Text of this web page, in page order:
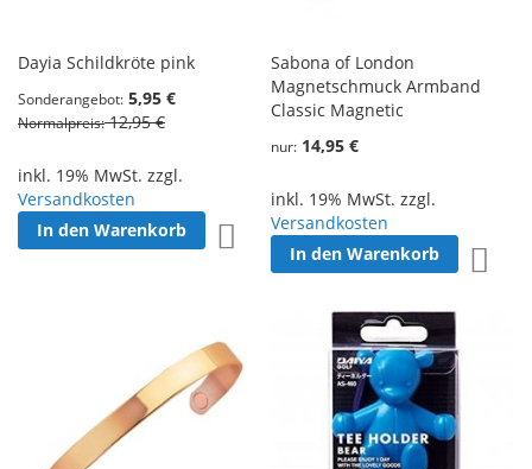
Dayia Schildkröte pink
Sonderangebot 5,95 €
Normalpreis 12,95 €
inkl. 19% MwSt. zzgl.
Versandkosten
In den Warenkorb
Zur Wunschliste hinzufügen
Sabona of London
Magnetschmuck Armband
Classic Magnetic
nur 14,95 €
inkl. 19% MwSt. zzgl.
Versandkosten
In den Warenkorb